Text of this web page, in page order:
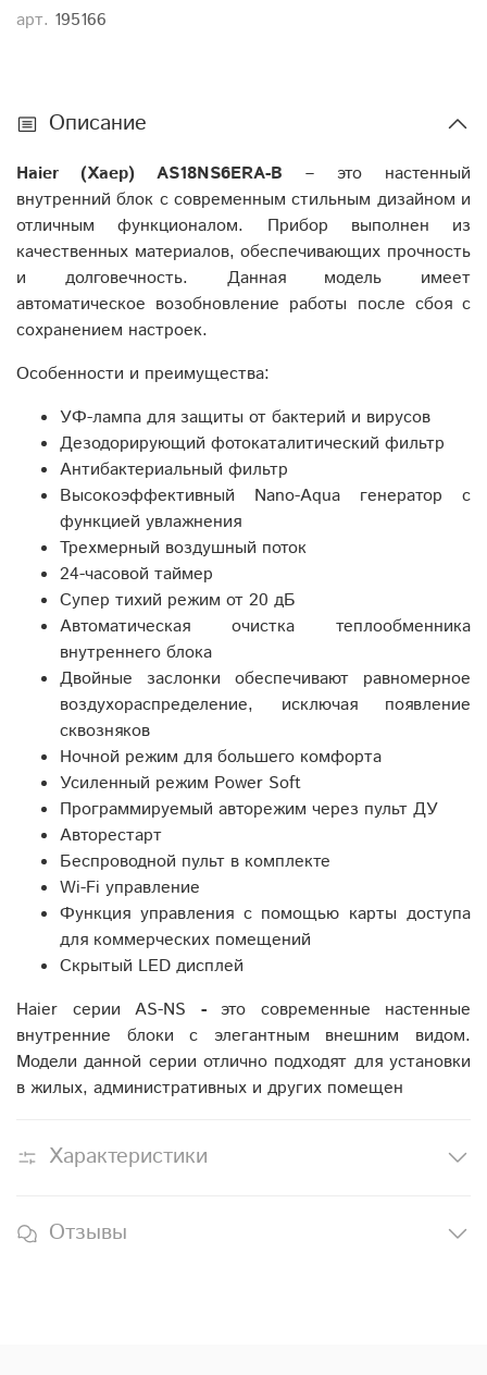
арт. 195166
Описание
Haier (Хаер) AS18NS6ERA-B – это настенный
внутренний блок с современным стильным дизайном и
отличным функционалом. Прибор выполнен из
качественных материалов, обеспечивающих прочность
и долговечность. Данная модель имеет
автоматическое возобновление работы после сбоя с
сохранением настроек.
Особенности и преимущества:
УФ-лампа для защиты от бактерий и вирусов
Дезодорирующий фотокаталитический фильтр
Антибактериальный фильтр
Высокоэффективный Nano-Aqua генератор с
функцией увлажнения
Трехмерный воздушный поток
24-часовой таймер
Супер тихий режим от 20 дБ
Автоматическая очистка теплообменника
внутреннего блока
Двойные заслонки обеспечивают равномерное
воздухораспределение, исключая появление
сквозняков
Ночной режим для большего комфорта
Усиленный режим Power Soft
Программируемый авторежим через пульт ДУ
Авторестарт
Беспроводной пульт в комплекте
Wi-Fi управление
Функция управления с помощью карты доступа
для коммерческих помещений
Скрытый LED дисплей
Haier серии AS-NS - это современные настенные
внутренние блоки с элегантным внешним видом.
Модели данной серии отлично подходят для установки
в жилых, административных и других помещен
Характеристики
Отзывы